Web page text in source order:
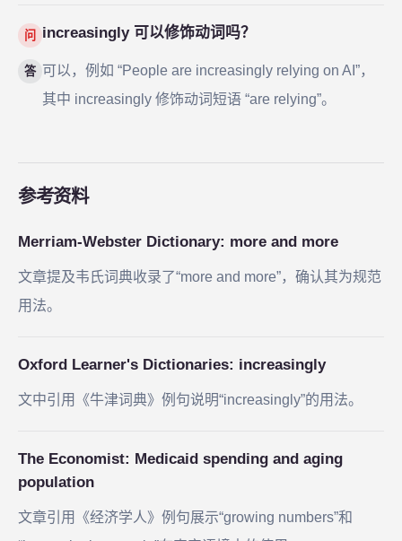
问 increasingly 可以修饰动词吗？
答 可以，例如 “People are increasingly relying on AI”，
其中 increasingly 修饰动词短语 “are relying”。
参考资料
Merriam-Webster Dictionary: more and more
文章提及韦氏词典收录了“more and more”，确认其为规范
用法。
Oxford Learner's Dictionaries: increasingly
文中引用《牛津词典》例句说明“increasingly”的用法。
The Economist: Medicaid spending and aging
population
文章引用《经济学人》例句展示“growing numbers”和